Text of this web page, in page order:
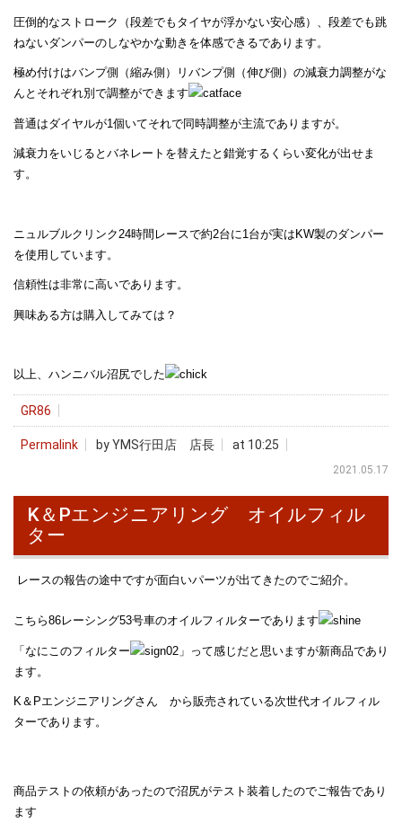
圧倒的なストローク（段差でもタイヤが浮かない安心感）、段差でも跳
ねないダンパーのしなやかな動きを体感できるであります。
極め付けはバンプ側（縮み側）リバンプ側（伸び側）の減衰力調整がな
んとそれぞれ別で調整ができます
普通はダイヤルが1個いてそれで同時調整が主流でありますが。
減衰力をいじるとバネレートを替えたと錯覚するくらい変化が出せま
す。
ニュルブルクリンク24時間レースで約2台に1台が実はKW製のダンパー
を使用しています。
信頼性は非常に高いであります。
興味ある方は購入してみては？
以上、ハンニバル沼尻でした
GR86
Permalink by YMS行田店 店長 at 10:25
2021.05.17
K＆Pエンジニアリング オイルフィル
ター
レースの報告の途中ですが面白いパーツが出てきたのでご紹介。
こちら86レーシング53号車のオイルフィルターであります
「なにこのフィルター
」って感じだと思いますが新商品であり
ます。
K＆Pエンジニアリングさん から販売されている次世代オイルフィル
ターであります。
商品テストの依頼があったので沼尻がテスト装着したのでご報告であり
ます